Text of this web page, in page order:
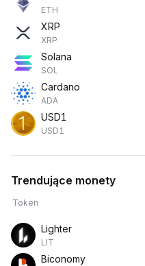
ETH
XRP
XRP
Solana
SOL
Cardano
ADA
USD1
USD1
Trendujące monety
Token
Lighter
LIT
Biconomy